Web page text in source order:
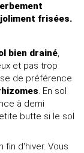
frisées.
bien drainé,
et pas trop
de préférence
. En sol
à demi
butte si le sol
fin d'hiver. Vous